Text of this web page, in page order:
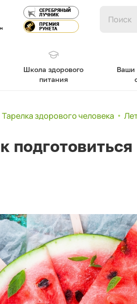
СЕРЕБРЯНЫЙ
ЛУЧНИК
ПРЕМИЯ
РУНЕТА
Школа здорового
питания
Ваши
Тарелка здорового человека